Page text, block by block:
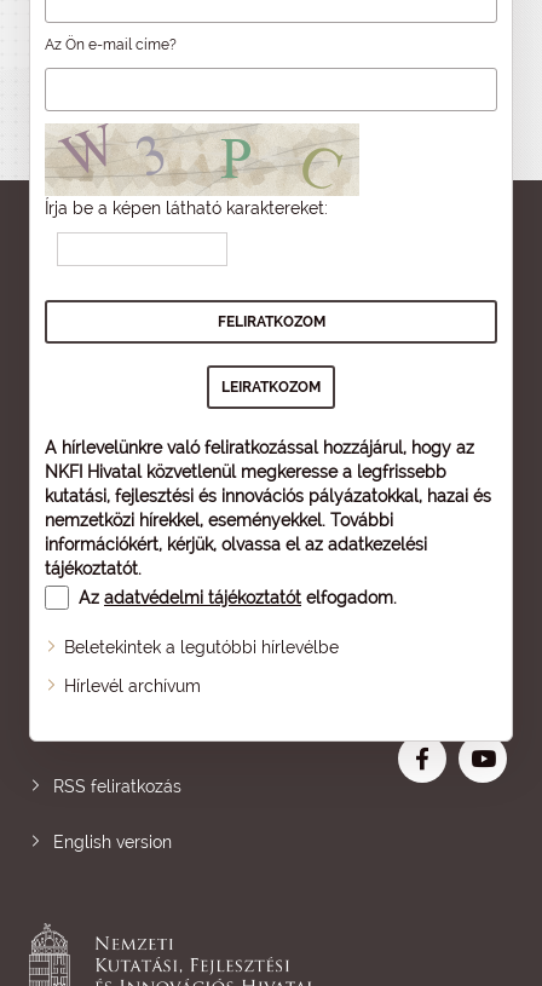
Az Ön e-mail címe?
Írja be a képen látható karaktereket:
A hírlevelünkre való feliratkozással hozzájárul, hogy az
NKFI Hivatal közvetlenül megkeresse a legfrissebb
kutatási, fejlesztési és innovációs pályázatokkal, hazai és
nemzetközi hírekkel, eseményekkel. További
információkért, kérjük, olvassa el az adatkezelési
tájékoztatót.
Az adatvédelmi tájékoztatót elfogadom.
Beletekintek a legutóbbi hírlevélbe
Hírlevél archívum
Oldaltérkép
RSS feliratkozás
English version